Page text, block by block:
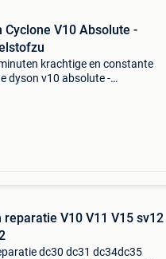
Cyclone V10 Absolute -
krachtige en constante
dyson v10 absolute -
reparatie V10 V11 V15 sv12
dc30 dc31 dc34dc35